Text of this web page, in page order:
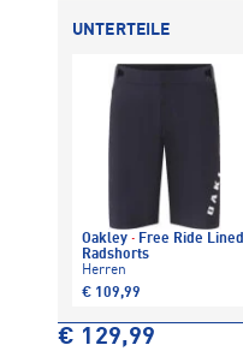
UNTERTEILE
Oakley · Free Ride Lined
Radshorts
Herren
€ 109,99
€ 129,99